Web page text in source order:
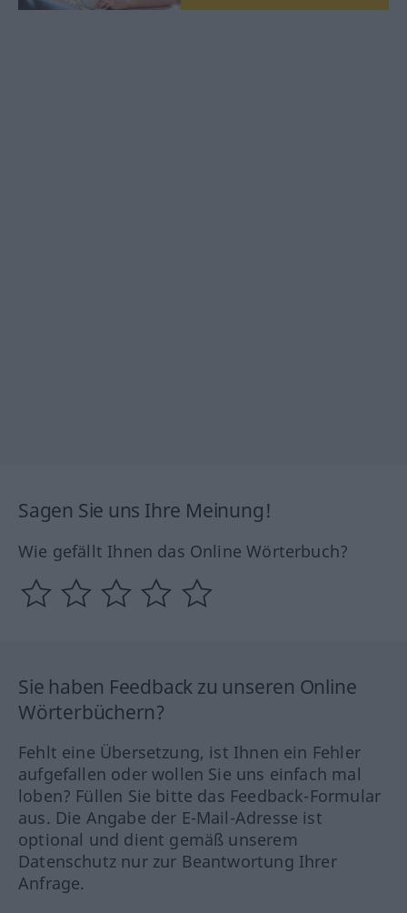
Sagen Sie uns Ihre Meinung!
Wie gefällt Ihnen das Online Wörterbuch?
Sie haben Feedback zu unseren Online
Wörterbüchern?
Fehlt eine Übersetzung, ist Ihnen ein Fehler
aufgefallen oder wollen Sie uns einfach mal
loben? Füllen Sie bitte das Feedback-Formular
aus. Die Angabe der E-Mail-Adresse ist
optional und dient gemäß unserem
Datenschutz nur zur Beantwortung Ihrer
Anfrage.